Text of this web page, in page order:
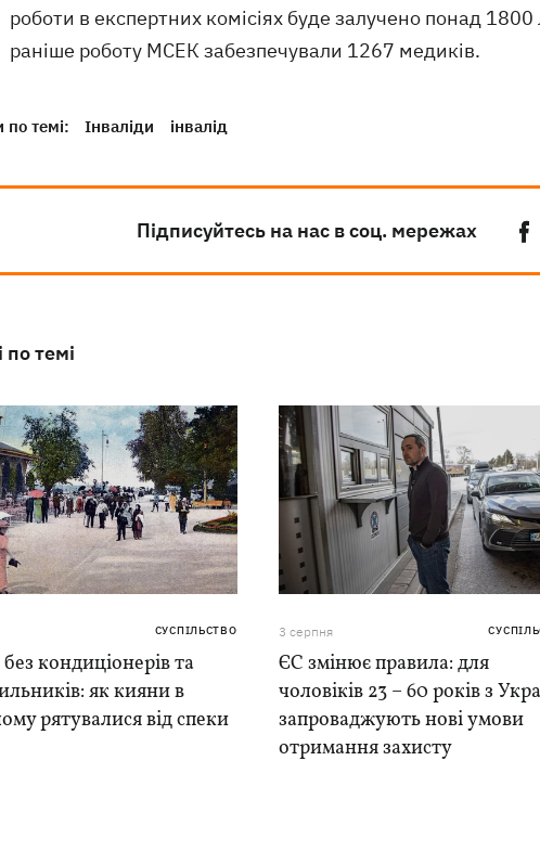
роботи в експертних комісіях буде залучено понад 1800
раніше роботу МСЕК забезпечували 1267 медиків.
по темі: Інваліди інвалід
Підписуйтесь на нас в соц. мережах
по темі
СУСПІЛЬСТВО
без кондиціонерів та
як кияни в
рятувалися від спеки
3 серпня
ЄС змінює правила: для
чоловіків 23 – 60 років з
запроваджують нові умови
отримання захисту